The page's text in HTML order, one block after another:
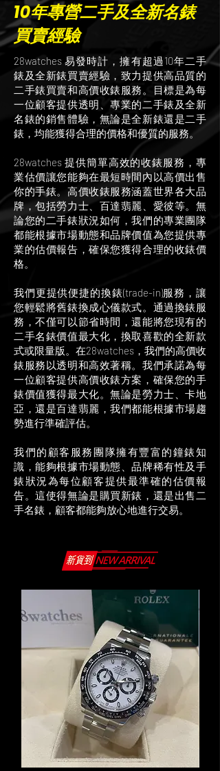
10年專營二手及全新名錶
買賣經驗
28watches 易發時計，擁有超過10年二手
錶及全新錶買賣經驗，致力提供高品質的
二手錶買賣和高價收錶服務。目標是為每
一位顧客提供透明、專業的二手錶及全新
名錶的銷售體驗，無論是全新錶還是二手
錶，均能獲得合理的價格和優質的服務。
28watches 提供簡單高效的收錶服務，專
業估價讓您能夠在最短時間內以高價出售
你的手錶。高價收錶服務涵蓋世界各大品
牌，包括勞力士、百達翡麗、愛彼等。無
論您的二手錶狀況如何，我們的專業團隊
都能根據市場動態和品牌價值為您提供專
業的估價報告，確保您獲得合理的收錶價
格。
我們更提供便捷的換錶(trade-in)服務，讓
您輕鬆將舊錶換成心儀款式。通過換錶服
務，不僅可以節省時間，還能將您現有的
二手名錶價值最大化，換取喜歡的全新款
式或限量版。在28watches，我們的高價收
錶服務以透明和高效著稱。我們承諾為每
一位顧客提供高價收錶方案，確保您的手
錶價值獲得最大化。無論是勞力士、卡地
亞，還是百達翡麗，我們都能根據市場趨
勢進行準確評估。
我們的顧客服務團隊擁有豐富的鐘錶知
識，能夠根據市場動態、品牌稀有性及手
錶狀況為每位顧客提供最準確的估價報
告。這使得無論是購買新錶，還是出售二
手名錶，顧客都能夠放心地進行交易。